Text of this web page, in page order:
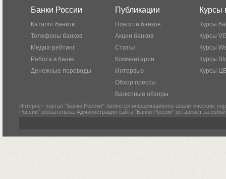
Банки России
Каталог банков
Телефоны банков
Медиа-рейтинг
Работа в банке
Денежные переводы
Публикации
Новости банков
Акции банков
Статьи
Комментарии
Интервью
Обзор прессы
Валютные обзоры
Курсы
Курсы
Курсы
Курсы
Курсы
Курсы
Интернет-портал "Банки России" является информационно-аналитическим
России" обязательна. Администрация сайта "Банки России" оставляет за